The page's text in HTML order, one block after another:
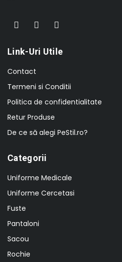
Link-Uri Utile
Contact
Termeni si Conditii
Politica de confidentialitate
Retur Produse
De ce să alegi PeStil.ro?
Categorii
Uniforme Medicale
Uniforme Cercetasi
Fuste
Pantaloni
Sacou
Rochie